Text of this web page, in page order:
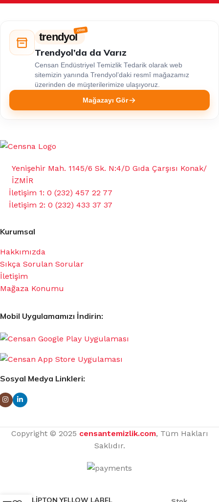
trendyol
Trendyol’da da Varız
Censan Endüstriyel Temizlik Tedarik olarak web
sitemizin yanında Trendyol’daki resmî mağazamız
üzerinden de müşterilerimize ulaşıyoruz.
Mağazayı Gör
Yenişehir Mah. 1145/6 Sk. N:4/D Gıda Çarşısı Konak/
İZMİR
İletişim 1: 0 (232) 457 22 77
İletişim 2: 0 (232) 433 37 37
Kurumsal
Hakkımızda
Sıkça Sorulan Sorular
İletişim
Mağaza Konumu
Mobil Uygulamamızı İndirin:
Sosyal Medya Linkleri:
Copyright © 2025 censantemizlik.com, Tüm Hakları
Saklıdır.
LİPTON YELLOW LABEL